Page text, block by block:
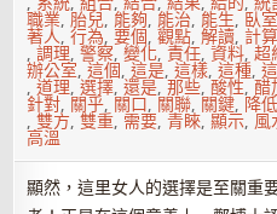
職業,胎兒,能夠,能治,能生, 臥
著人,行為,要個,觀點,解讀, 計
,調理,警察,變化,責任,資料,超
辦公室,這個,這是,這樣,這種,
,道理,選擇,還是,那些,酸性,醋
針對, 關乎, 關口, 關聯, 關鍵, 降
,雙方,雙重, 需要,青睞,顯示, 風
高溫
顯然，這里女人的選擇是至關重